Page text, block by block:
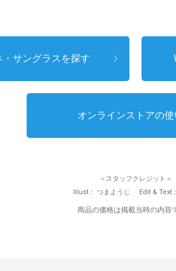
・サングラスを探す
オンラインストアの
スタッフクレジット
Illust
つまようじ Edit & Text
商品の価格は掲載当時の内容